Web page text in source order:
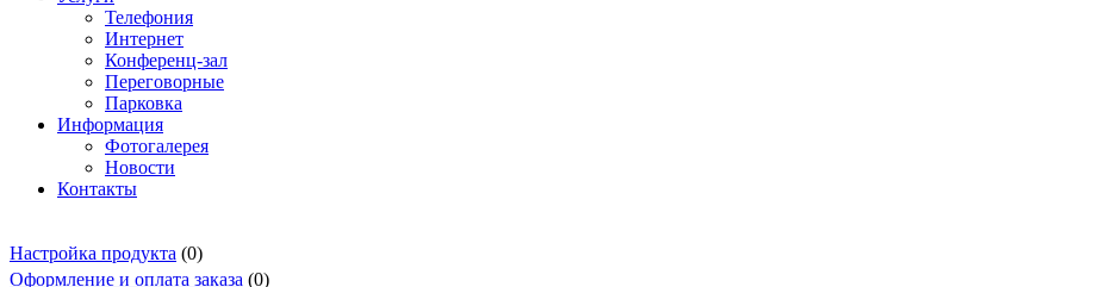
Телефония
Интернет
Конференц-зал
Переговорные
Парковка
Информация
Фотогалерея
Новости
Контакты
Настройка продукта (0)
Оформление и оплата заказа (0)